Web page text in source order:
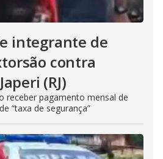
integrante de
contra
(RJ)
receber pagamento mensal de
“taxa de segurança”